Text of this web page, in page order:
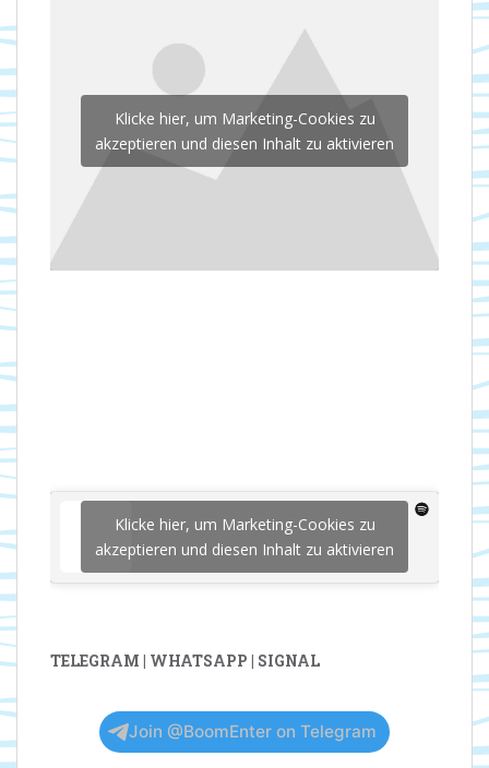
Klicke hier, um Marketing-Cookies zu
akzeptieren und diesen Inhalt zu aktivieren
Klicke hier, um Marketing-Cookies zu
akzeptieren und diesen Inhalt zu aktivieren
TELEGRAM | WHATSAPP | SIGNAL
Join @BoomEnter on Telegram